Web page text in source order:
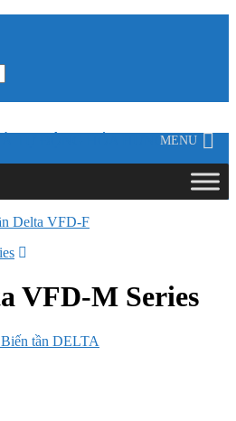
TỰ ĐỘNG HÓA HƯNG LONG
MENU
Delta VFD-F
VFD-M Series
tần DELTA